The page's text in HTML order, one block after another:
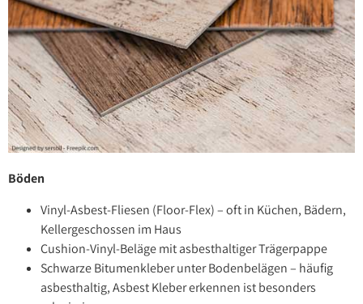
Böden
Vinyl-Asbest-Fliesen (Floor-Flex) – oft in Küchen, Bädern,
Kellergeschossen im Haus
Cushion-Vinyl-Beläge mit asbesthaltiger Trägerpappe
Schwarze Bitumenkleber unter Bodenbelägen – häufig
asbesthaltig, Asbest Kleber erkennen ist besonders